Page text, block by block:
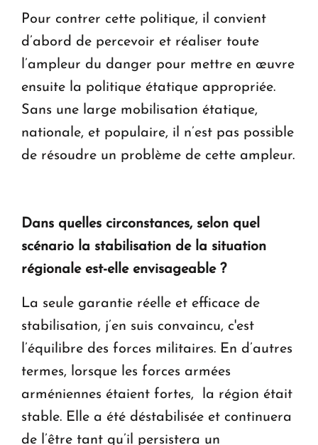
Pour contrer cette politique, il convient
d’abord de percevoir et réaliser toute
l’ampleur du danger pour mettre en œuvre
ensuite la politique étatique appropriée.
Sans une large mobilisation étatique,
nationale, et populaire, il n’est pas possible
de résoudre un problème de cette ampleur.
Dans quelles circonstances, selon quel
scénario la stabilisation de la situation
régionale est-elle envisageable ?
La seule garantie réelle et efficace de
stabilisation, j’en suis convaincu, c'est
l’équilibre des forces militaires. En d’autres
termes, lorsque les forces armées
arméniennes étaient fortes, la région était
stable. Elle a été déstabilisée et continuera
de l’être tant qu’il persistera un